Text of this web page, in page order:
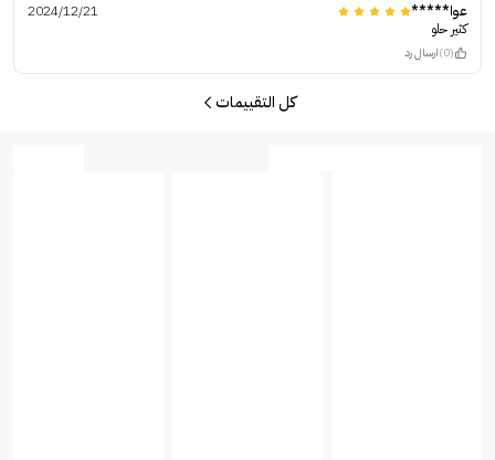
عوا*****
2024/12/21
كثير حلو
(0) ارسال رد
كل التقييمات